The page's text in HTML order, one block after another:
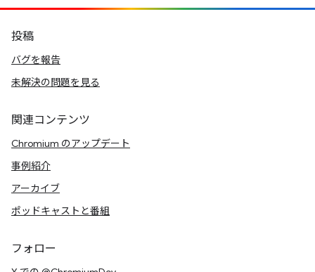
投稿
バグを報告
未解決の問題を見る
関連コンテンツ
Chromium のアップデート
事例紹介
アーカイブ
ポッドキャストと番組
フォロー